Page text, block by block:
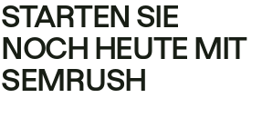
STARTEN SIE
NOCH HEUTE MIT
SEMRUSH